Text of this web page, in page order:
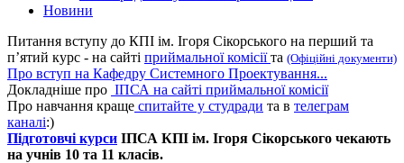
Новини
Питання вступу до КПІ ім. Ігоря Сікорського на перший та
п’ятий курс - на сайті приймальної комісіїта (Офіційні документи)
Про вступ на Кафедру Системного Проектування...
Докладніше про ІПСА на сайті приймальної комісії
Про навчання краще спитайте у студради та в телеграм
каналі:)
Підготовчі курси ІПСА КПІ ім. Ігоря Сікорського чекають
на учнів 10 та 11 класів.